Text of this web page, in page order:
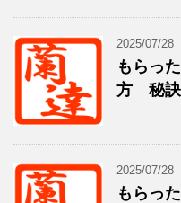
2025/07/28
もらっ
方 秘訣
2025/07/28
もらっ